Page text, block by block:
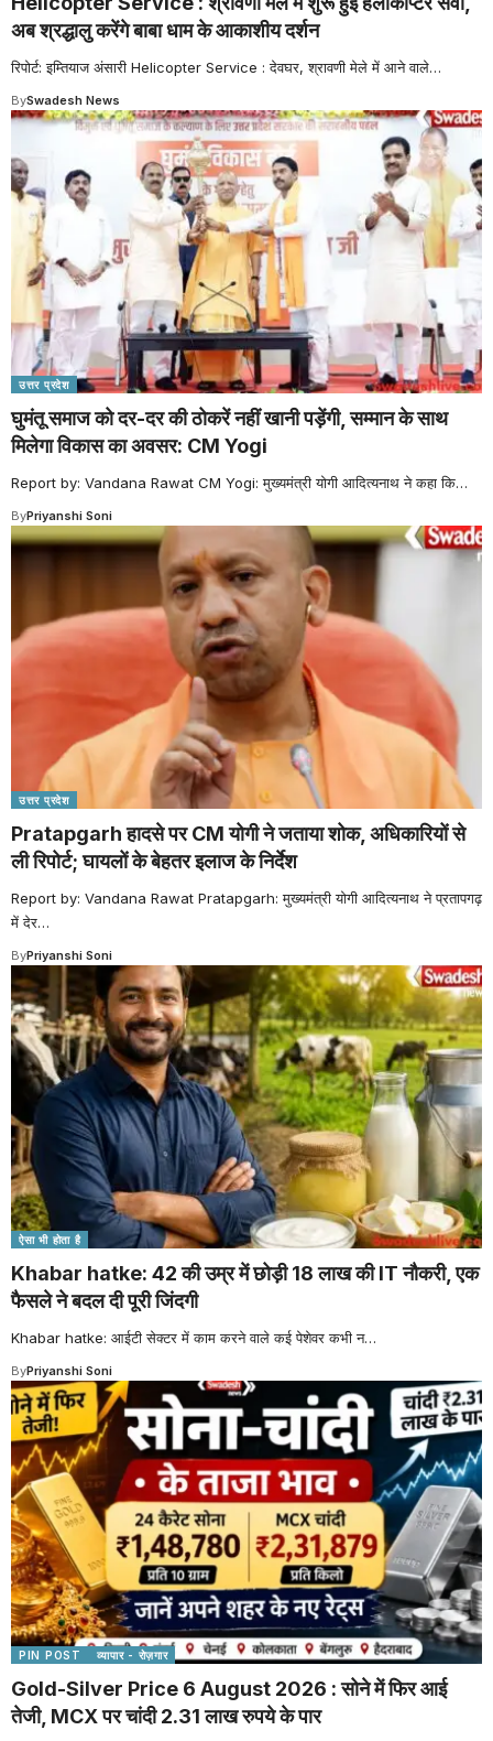
अब श्रद्धालु करेंगे बाबा धाम के आकाशीय दर्शन
रिपोर्ट: इम्तियाज अंसारी Helicopter Service : देवघर, श्रावणी मेले में आने वाले…
BySwadesh News
उत्तर प्रदेश
घुमंतू समाज को दर-दर की ठोकरें नहीं खानी पड़ेंगी, सम्मान के साथ
मिलेगा विकास का अवसर: CM Yogi
Report by: Vandana Rawat CM Yogi: मुख्यमंत्री योगी आदित्यनाथ ने कहा कि…
ByPriyanshi Soni
उत्तर प्रदेश
Pratapgarh हादसे पर CM योगी ने जताया शोक, अधिकारियों से
ली रिपोर्ट; घायलों के बेहतर इलाज के निर्देश
Report by: Vandana Rawat Pratapgarh: मुख्यमंत्री योगी आदित्यनाथ ने प्रतापगढ़
में देर…
ByPriyanshi Soni
ऐसा भी होता है
Khabar hatke: 42 की उम्र में छोड़ी 18 लाख की IT नौकरी, एक
फैसले ने बदल दी पूरी जिंदगी
Khabar hatke: आईटी सेक्टर में काम करने वाले कई पेशेवर कभी न…
ByPriyanshi Soni
PIN POST व्यापार - रोज़गार
Gold-Silver Price 6 August 2026 : सोने में फिर आई
तेजी, MCX पर चांदी 2.31 लाख रुपये के पार